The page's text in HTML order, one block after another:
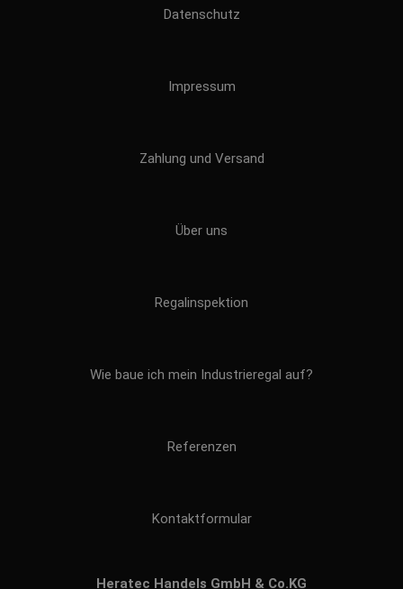
Datenschutz
Impressum
Zahlung und Versand
Über uns
Regalinspektion
Wie baue ich mein Industrieregal auf?
Referenzen
Kontaktformular
Heratec Handels GmbH & Co.KG